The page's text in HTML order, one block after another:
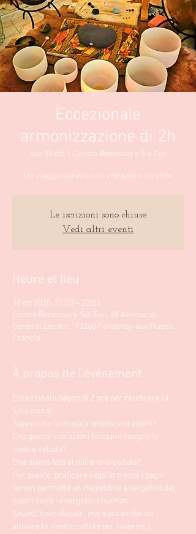
Eccezionale
armonizzazione di 2h
sab 31 ott Centro Benessere Sia Zen
Un viaggio sonoro con vibrazioni curative
Le iscrizioni sono chiuse
Vedi altri eventi
Heure et lieu
31 ott 2020, 21:00 – 23:00
Centro Benessere Sia Zen, 28 Avenue du
General Leclerc, 92260 Fontenay-aux-Roses,
Francia
À propos de l'événement
Eccezionale bagno di 2 ore per celebrare la
luna piena!
Sapevi che la musica emette vibrazioni?
Che queste vibrazioni facciano reagire le
nostre cellule?
Che siamo fatti di miliardi di cellule?
Per questo, praticare regolarmente i bagni
sonori permette un riequilibrio energetico dei
nostri centri energetici chiamati
&quot;Chakra&quot;, ma aiuta anche ad
attivare le nostre cellule per favorire il